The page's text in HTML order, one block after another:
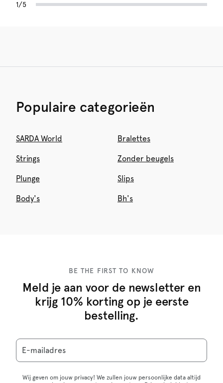
1/5
Populaire categorieën
SARDA World Bralettes
Strings Zonder beugels
Plunge Slips
Body's Bh's
BE THE FIRST TO KNOW
Meld je aan voor de newsletter en
krijg 10% korting op je eerste
bestelling.
E-mailadres
Wij geven om jouw privacy! We zullen jouw persoonlijke data altijd